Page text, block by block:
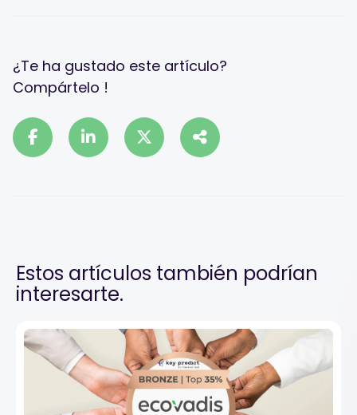
¿Te ha gustado este artículo?
Compártelo !
Estos artículos también podrían
interesarte.